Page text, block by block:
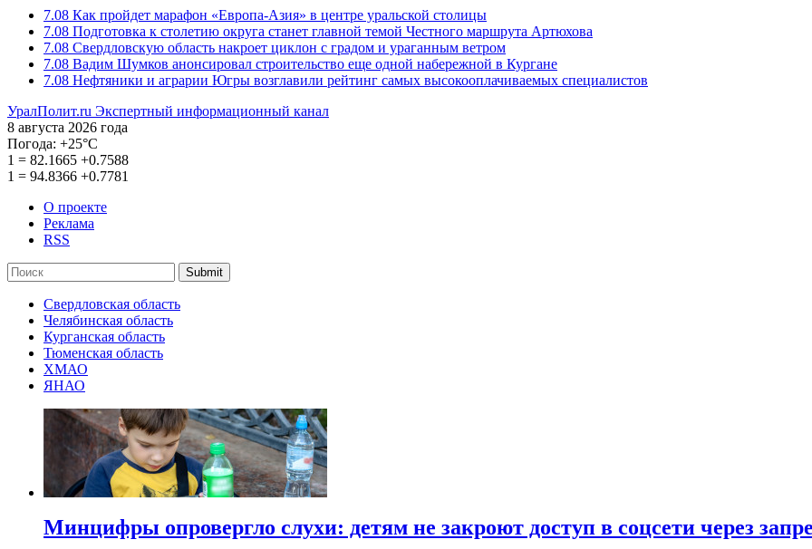
7.08 Как пройдет марафон «Европа-Азия» в центре уральской столицы
7.08 Подготовка к столетию округа станет главной темой Честного маршрута Артюхова
7.08 Свердловскую область накроет циклон с градом и ураганным ветром
7.08 Вадим Шумков анонсировал строительство еще одной набережной в Кургане
7.08 Нефтяники и аграрии Югры возглавили рейтинг самых высокооплачиваемых специалистов
УралПолит.ru Экспертный информационный канал
8 августа 2026 года
Погода: +25°С
1 = 82.1665 +0.7588
1 = 94.8366 +0.7781
О проекте
Реклама
RSS
Submit
Свердловская область
Челябинская область
Курганская область
Тюменская область
ХМАО
ЯНАО
Минцифры опровергло слухи: детям не закроют доступ в соцсети через